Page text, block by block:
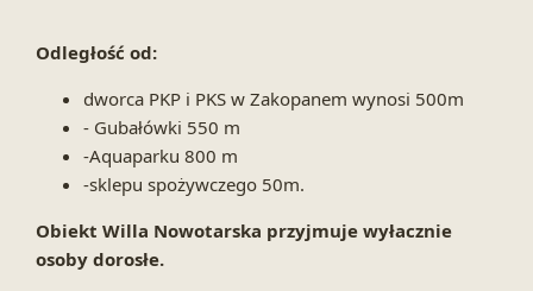
Odległość od:
dworca PKP i PKS w Zakopanem wynosi 500m
- Gubałówki 550 m
-Aquaparku 800 m
-sklepu spożywczego 50m.
Obiekt Willa Nowotarska przyjmuje wyłacznie
osoby dorosłe.